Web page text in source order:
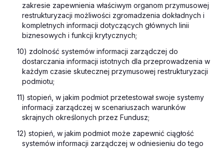
zakresie zapewnienia właściwym organom przymusowej
restrukturyzacji możliwości zgromadzenia dokładnych i
kompletnych informacji dotyczących głównych linii
biznesowych i funkcji krytycznych;
10) zdolność systemów informacji zarządczej do
dostarczania informacji istotnych dla przeprowadzenia w
każdym czasie skutecznej przymusowej restrukturyzacji
podmiotu;
11) stopień, w jakim podmiot przetestował swoje systemy
informacji zarządczej w scenariuszach warunków
skrajnych określonych przez Fundusz;
12) stopień, w jakim podmiot może zapewnić ciągłość
systemów informacji zarządczej w odniesieniu do tego